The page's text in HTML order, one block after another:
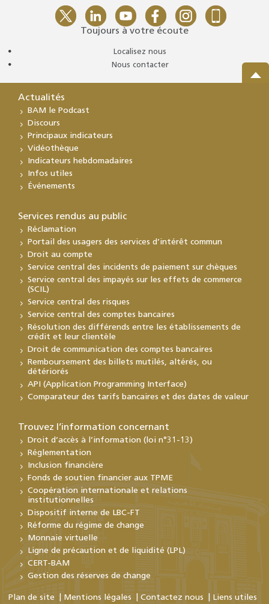
Toujours à votre écoute
Localisez nous
Nous contacter
Actualités
BAM le Podcast
Discours
Principaux indicateurs
Vidéothèque
Indicateurs hebdomadaires
Infos utiles
Événements
Services rendus au public
Réclamation
Portail des usagers des services d’intérêt commun
Droit au compte
Service central des incidents de paiement sur chèques
Service central des impayés sur les effets de commerce
(SCIL)
Service central des risques
Service central des comptes bancaires
Résolution des différends entre les établissements de
crédit et leur clientèle
Droit de communication des comptes bancaires
Remboursement des billets mutilés, altérés, ou
détériorés
API (Application Programming Interface)
Comparateur des tarifs bancaires et des dates de valeur
Trouvez l’information concernant
Droit d’accès à l’information (loi n°31-13)
Réglementation
Inclusion financière
Fonds de soutien financier aux TPME
Coopération internationale et relations
institutionnelles
Dispositif interne de LBC-FT
Réforme du régime de change
Monnaie virtuelle
Ligne de précaution et de liquidité (LPL)
CERT-BAM
Gestion des réserves de change
Plan de site Mentions légales Contactez nous Liens utiles